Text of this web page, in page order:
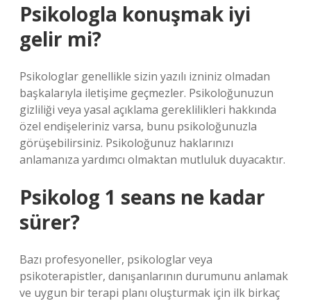
Psikologla konuşmak iyi
gelir mi?
Psikologlar genellikle sizin yazılı izniniz olmadan
başkalarıyla iletişime geçmezler. Psikoloğunuzun
gizliliği veya yasal açıklama gereklilikleri hakkında
özel endişeleriniz varsa, bunu psikoloğunuzla
görüşebilirsiniz. Psikoloğunuz haklarınızı
anlamanıza yardımcı olmaktan mutluluk duyacaktır.
Psikolog 1 seans ne kadar
sürer?
Bazı profesyoneller, psikologlar veya
psikoterapistler, danışanlarının durumunu anlamak
ve uygun bir terapi planı oluşturmak için ilk birkaç